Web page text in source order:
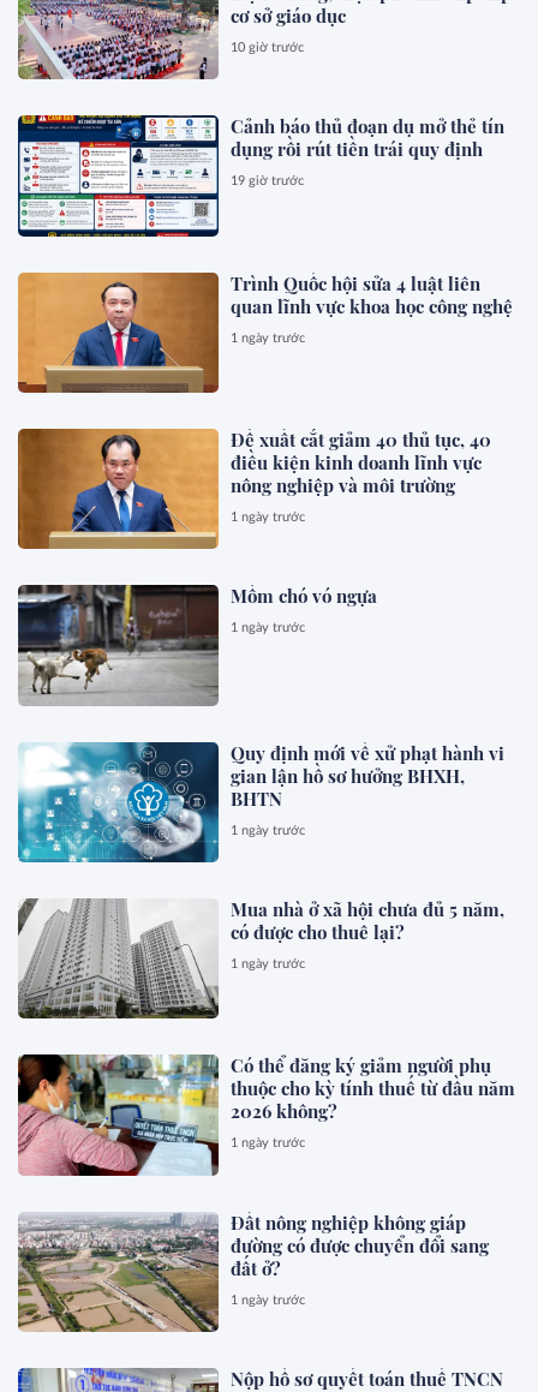
cơ sở giáo dục
10 giờ trước
Cảnh báo thủ đoạn dụ mở thẻ tín
dụng rồi rút tiền trái quy định
19 giờ trước
Trình Quốc hội sửa 4 luật liên
quan lĩnh vực khoa học công nghệ
1 ngày trước
Đề xuất cắt giảm 40 thủ tục, 40
điều kiện kinh doanh lĩnh vực
nông nghiệp và môi trường
1 ngày trước
Mồm chó vó ngựa
1 ngày trước
Quy định mới về xử phạt hành vi
gian lận hồ sơ hưởng BHXH,
BHTN
1 ngày trước
Mua nhà ở xã hội chưa đủ 5 năm,
có được cho thuê lại?
1 ngày trước
Có thể đăng ký giảm người phụ
thuộc cho kỳ tính thuế từ đầu năm
2026 không?
1 ngày trước
Đất nông nghiệp không giáp
đường có được chuyển đổi sang
đất ở?
1 ngày trước
Nộp hồ sơ quyết toán thuế TNCN